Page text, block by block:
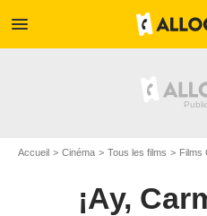
menu
Accueil Cinéma Tous les films Films
¡Ay,